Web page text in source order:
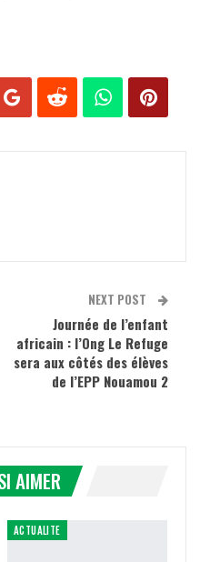
NEXT POST
Journée de l’enfant
africain : l’Ong Le Refuge
sera aux côtés des élèves
de l’EPP Nouamou 2
AIMER
ACTUALITE